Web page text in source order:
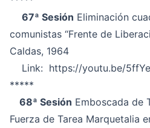
67ª Sesión Eliminación
comunistas “Frente de
Caldas, 1964
Link: https://youtu.be/
*****
68ª Sesión Emboscada de
Fuerza de Tarea Marquetalia